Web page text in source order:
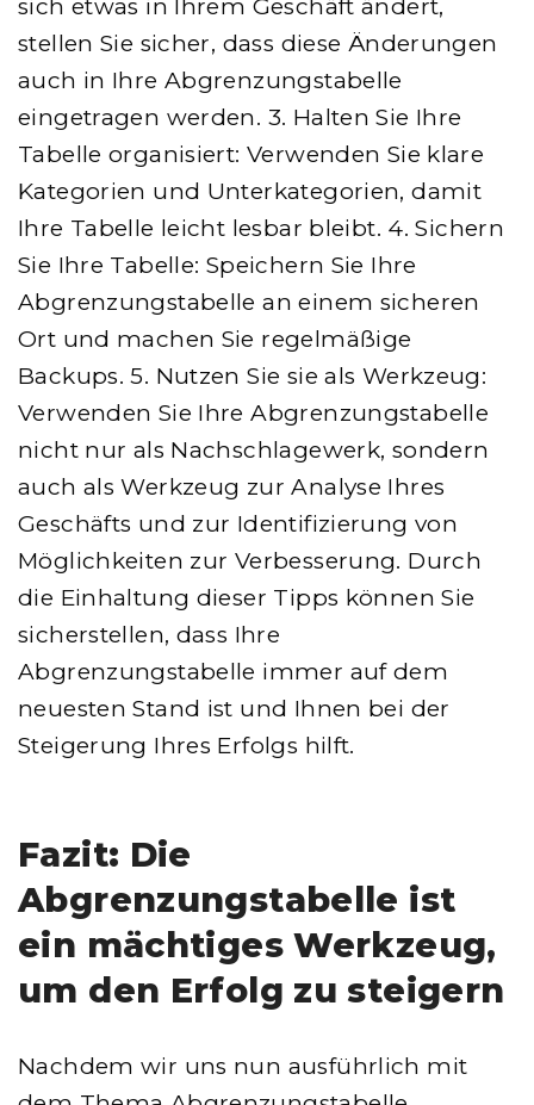
sich etwas in Ihrem Geschäft ändert,
stellen Sie sicher, dass diese Änderungen
auch in Ihre Abgrenzungstabelle
eingetragen werden. 3. Halten Sie Ihre
Tabelle organisiert: Verwenden Sie klare
Kategorien und Unterkategorien, damit
Ihre Tabelle leicht lesbar bleibt. 4. Sichern
Sie Ihre Tabelle: Speichern Sie Ihre
Abgrenzungstabelle an einem sicheren
Ort und machen Sie regelmäßige
Backups. 5. Nutzen Sie sie als Werkzeug:
Verwenden Sie Ihre Abgrenzungstabelle
nicht nur als Nachschlagewerk, sondern
auch als Werkzeug zur Analyse Ihres
Geschäfts und zur Identifizierung von
Möglichkeiten zur Verbesserung. Durch
die Einhaltung dieser Tipps können Sie
sicherstellen, dass Ihre
Abgrenzungstabelle immer auf dem
neuesten Stand ist und Ihnen bei der
Steigerung Ihres Erfolgs hilft.
Fazit: Die
Abgrenzungstabelle ist
ein mächtiges Werkzeug,
um den Erfolg zu steigern
Nachdem wir uns nun ausführlich mit